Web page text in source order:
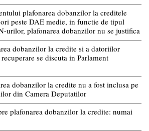
plafonarea dobanzilor la creditele
peste DAE medie, in functie de tipul
urilor, plafonarea dobanzilor nu se justifica
dobanzilor la credite si a datoriilor
se discuta in Parlament
dobanzilor la credite nu a fost inclusa pe
din Camera Deputatilor
plafonarea dobanzilor la credite: numai